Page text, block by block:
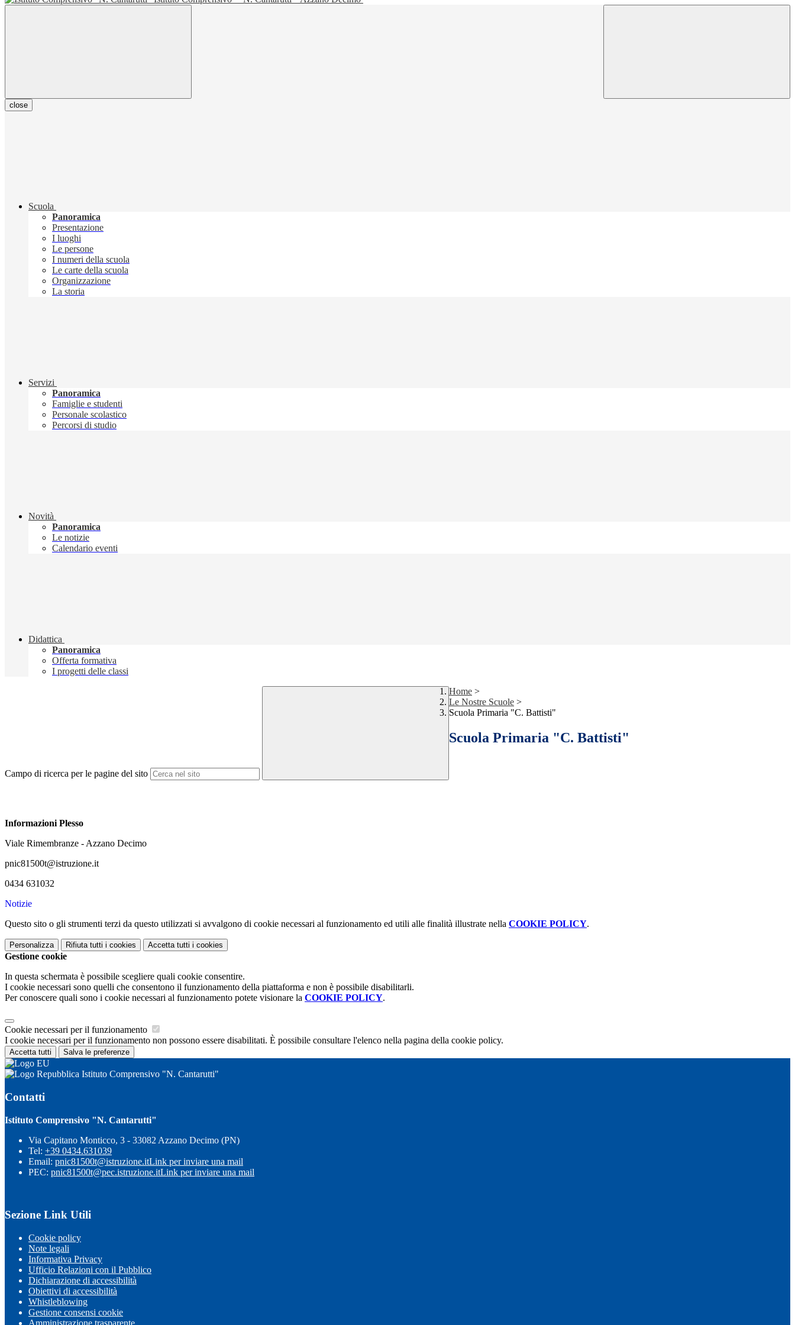
close
Scuola
Panoramica
Presentazione
I luoghi
Le persone
I numeri della scuola
Le carte della scuola
Organizzazione
La storia
Servizi
Panoramica
Famiglie e studenti
Personale scolastico
Percorsi di studio
Novità
Panoramica
Le notizie
Calendario eventi
Didattica
Panoramica
Offerta formativa
I progetti delle classi
Campo di ricerca per le pagine del sito
Home >
Le Nostre Scuole >
Scuola Primaria "C. Battisti"
Scuola Primaria "C. Battisti"
Informazioni Plesso
Viale Rimembranze - Azzano Decimo
pnic81500t@istruzione.it
0434 631032
Notizie
Questo sito o gli strumenti terzi da questo utilizzati si avvalgono di cookie necessari al funzionamento ed utili alle finalità illustrate nella COOKIE POLICY.
Personalizza Rifiuta tutti i cookies Accetta tutti i cookies
Gestione cookie
In questa schermata è possibile scegliere quali cookie consentire.
I cookie necessari sono quelli che consentono il funzionamento della piattaforma e non è possibile disabilitarli.
Per conoscere quali sono i cookie necessari al funzionamento potete visionare la COOKIE POLICY.
Cookie necessari per il funzionamento
I cookie necessari per il funzionamento non possono essere disabilitati. È possibile consultare l'elenco nella pagina della cookie policy.
Accetta tutti Salva le preferenze
Istituto Comprensivo "N. Cantarutti"
Contatti
Istituto Comprensivo "N. Cantarutti"
Via Capitano Monticco, 3 - 33082 Azzano Decimo (PN)
Tel: +39 0434.631039
Email: pnic81500t@istruzione.itLink per inviare una mail
PEC: pnic81500t@pec.istruzione.itLink per inviare una mail
Sezione Link Utili
Cookie policy
Note legali
Informativa Privacy
Ufficio Relazioni con il Pubblico
Dichiarazione di accessibilità
Obiettivi di accessibilità
Whistleblowing
Gestione consensi cookie
Amministrazione trasparente